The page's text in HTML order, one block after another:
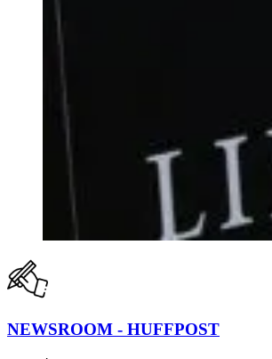
NEWSROOM - HUFFPOST